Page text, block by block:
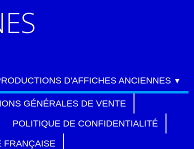
D'AFFICHES ANCIENNES ▼
GÉNÉRALES DE VENTE
POLITIQUE DE CONFIDENTIALITÉ
FRANÇAISE